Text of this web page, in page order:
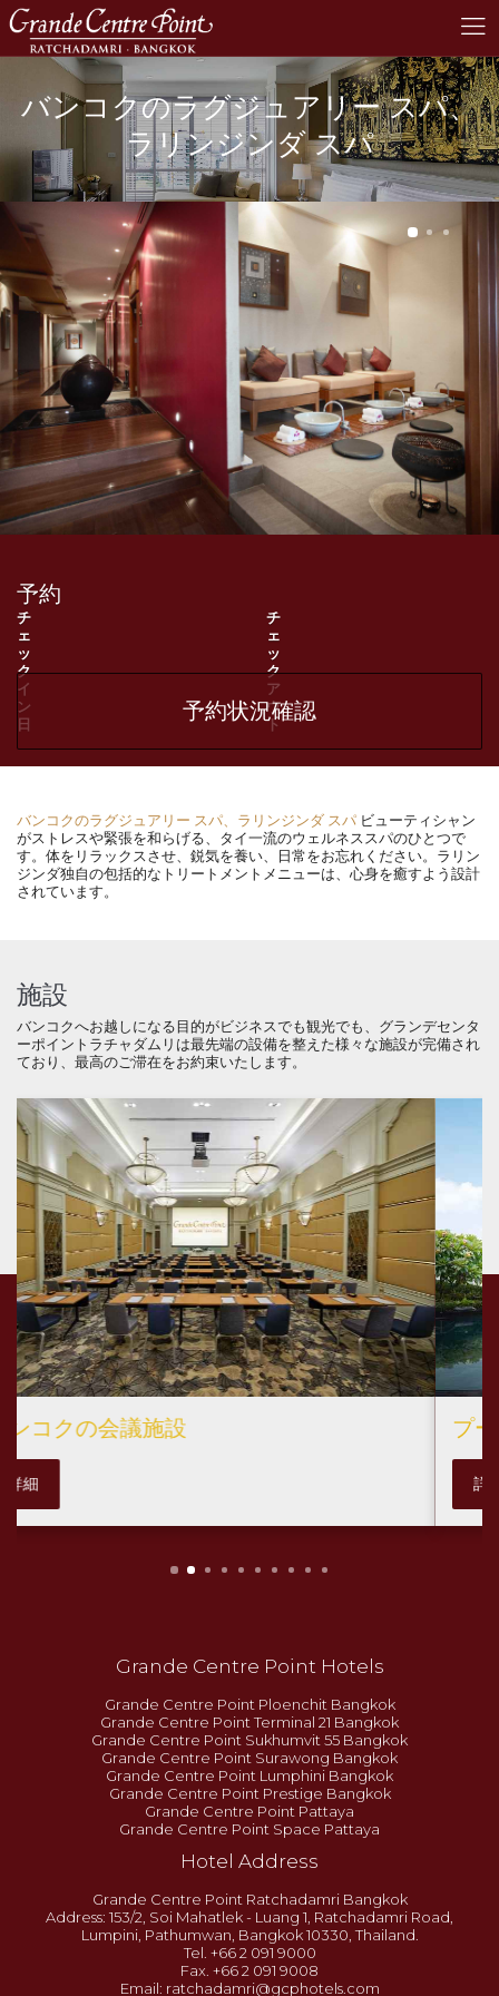
バンコクのラグジュアリー スパ、
ラリンジンダ スパ
予約
予約状況確認
バンコクのラグジュアリー スパ、ラリンジンダ スパ ビューティシャン
がストレスや緊張を和らげる、タイ一流のウェルネススパのひとつで
す。体をリラックスさせ、鋭気を養い、日常をお忘れください。ラリン
ジンダ独自の包括的なトリートメントメニューは、心身を癒すよう設計
されています。
施設
バンコクへお越しになる目的がビジネスでも観光でも、グランデセンタ
ーポイントラチャダムリは最先端の設備を整えた様々な施設が完備され
ており、最高のご滞在をお約束いたします。
プール
Grande Centre Point Hotels
Grande Centre Point Ploenchit Bangkok
Grande Centre Point Terminal 21 Bangkok
Grande Centre Point Sukhumvit 55 Bangkok
Grande Centre Point Surawong Bangkok
Grande Centre Point Lumphini Bangkok
Grande Centre Point Prestige Bangkok
Grande Centre Point Pattaya
Grande Centre Point Space Pattaya
Hotel Address
Grande Centre Point Ratchadamri Bangkok
Address: 153/2, Soi Mahatlek - Luang 1, Ratchadamri Road,
Lumpini, Pathumwan, Bangkok 10330, Thailand.
Tel. +66 2 091 9000
Fax. +66 2 091 9008
Email: ratchadamri@gcphotels.com